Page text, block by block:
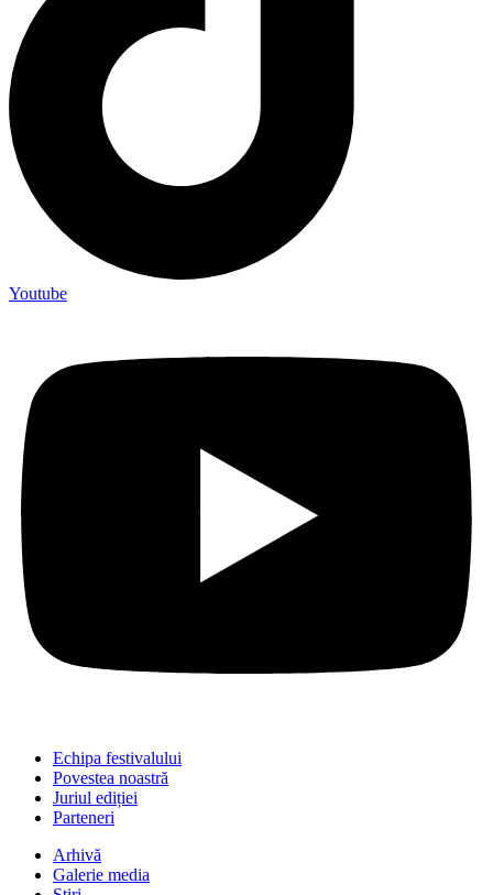
Youtube
Echipa festivalului
Povestea noastră
Juriul ediției
Parteneri
Arhivă
Galerie media